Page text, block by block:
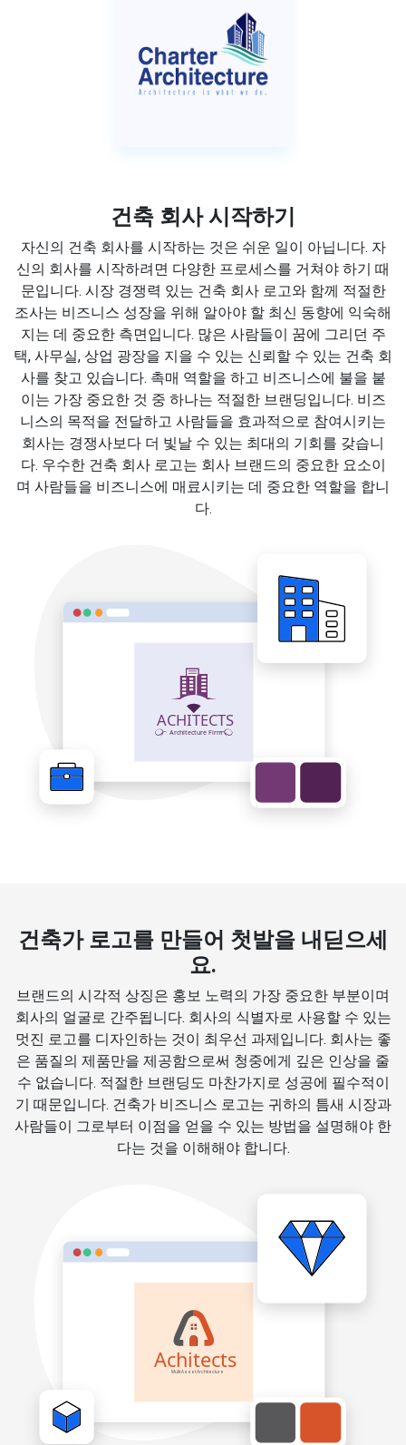
건축 회사 시작하기
자신의 건축 회사를 시작하는 것은 쉬운 일이 아닙니다. 자
신의 회사를 시작하려면 다양한 프로세스를 거쳐야 하기 때
문입니다. 시장 경쟁력 있는 건축 회사 로고와 함께 적절한
조사는 비즈니스 성장을 위해 알아야 할 최신 동향에 익숙해
지는 데 중요한 측면입니다. 많은 사람들이 꿈에 그리던 주
택, 사무실, 상업 광장을 지을 수 있는 신뢰할 수 있는 건축 회
사를 찾고 있습니다. 촉매 역할을 하고 비즈니스에 불을 붙
이는 가장 중요한 것 중 하나는 적절한 브랜딩입니다. 비즈
니스의 목적을 전달하고 사람들을 효과적으로 참여시키는
회사는 경쟁사보다 더 빛날 수 있는 최대의 기회를 갖습니
다. 우수한 건축 회사 로고는 회사 브랜드의 중요한 요소이
며 사람들을 비즈니스에 매료시키는 데 중요한 역할을 합니
다.
건축가 로고를 만들어 첫발을 내딛으세
요.
브랜드의 시각적 상징은 홍보 노력의 가장 중요한 부분이며
회사의 얼굴로 간주됩니다. 회사의 식별자로 사용할 수 있는
멋진 로고를 디자인하는 것이 최우선 과제입니다. 회사는 좋
은 품질의 제품만을 제공함으로써 청중에게 깊은 인상을 줄
수 없습니다. 적절한 브랜딩도 마찬가지로 성공에 필수적이
기 때문입니다. 건축가 비즈니스 로고는 귀하의 틈새 시장과
사람들이 그로부터 이점을 얻을 수 있는 방법을 설명해야 한
다는 것을 이해해야 합니다.